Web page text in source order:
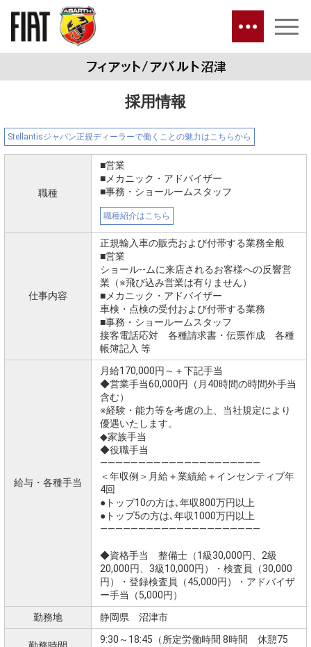
採用情報
Stellantisジャパン正規ディーラーで働くことの魅力はこちらから
職種
■営業
■メカニック・アドバイザー
■事務・ショールームスタッフ
職種紹介はこちら
仕事内容
正規輸入車の販売および付帯する業務全般
■営業
ショール--ムに来店されるお客様への反響営
業（※飛び込み営業は有りません）
■メカニック・アドバイザー
車検・点検の受付および付帯する業務
■事務・ショールームスタッフ
接客電話応対 各種請求書・伝票作成 各種
帳簿記入 等
給与・各種手当
月給170,000円～＋下記手当
◆営業手当60,000円（月40時間の時間外手当
含む）
※経験・能力等を考慮の上、当社規定により
優遇いたします。
◆家族手当
◆役職手当
―――――――――――――――――――――
＜年収例＞月給＋業績給＋インセンティブ年
4回
●トップ10の方は､年収800万円以上
●トップ5の方は､年収1000万円以上
―――――――――――――――――――――
◆資格手当 整備士（1級30,000円、2級
20,000円、3級10,000円）・検査員（30,000
円）・登録検査員（45,000円）・アドバイザ
ー手当（5,000円）
勤務地
静岡県 沼津市
9:30～18:45（所定労働時間 8時間 休憩75